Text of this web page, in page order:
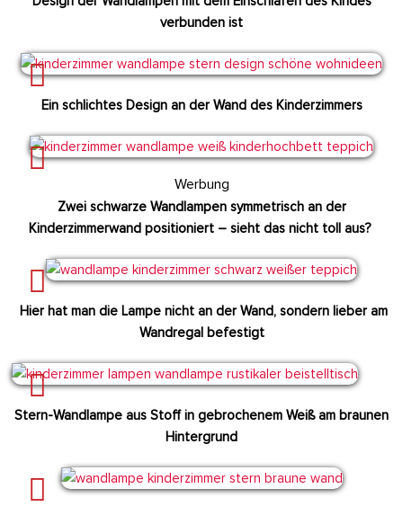
verbunden ist
Ein schlichtes Design an der Wand des Kinderzimmers
Werbung
Zwei schwarze Wandlampen symmetrisch an der
Kinderzimmerwand positioniert – sieht das nicht toll aus?
Hier hat man die Lampe nicht an der Wand, sondern lieber am
Wandregal befestigt
Stern-Wandlampe aus Stoff in gebrochenem Weiß am braunen
Hintergrund